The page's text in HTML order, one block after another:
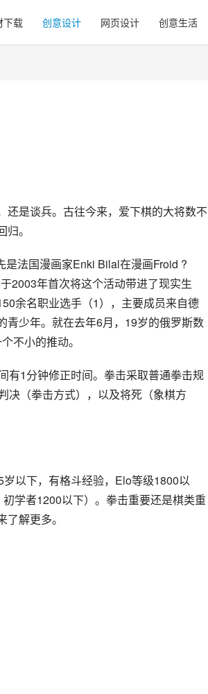
下载 创意设计 网页设计 创意生活
还是谈兵。古往今来，爱下棋的大将数不
。
法国漫画家Enki Bilal在漫画Froid ?
2003年首次将这个活动带进了现实生
余名职业选手（1），主要成员来自德
青少年。就在去年6月，19岁的俄罗斯数
不小的推动。
有1分钟修正时间。拳击采取普通拳击规
决（拳击方式），以及将死（象棋方
以下，有格斗经验，Elo等级1800以
学者1200以下）。拳击重要还是棋类重
解更多。